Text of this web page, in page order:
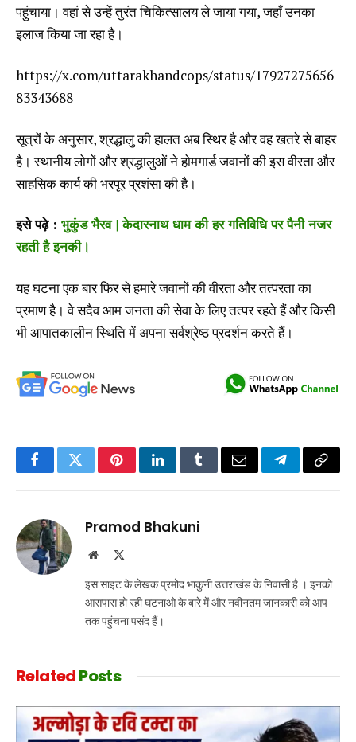
पहुंचाया। वहां से उन्हें तुरंत चिकित्सालय ले जाया गया, जहाँ उनका
इलाज किया जा रहा है।
https://x.com/uttarakhandcops/status/17927275656
83343688
सूत्रों के अनुसार, श्रद्धालु की हालत अब स्थिर है और वह खतरे से बाहर
है। स्थानीय लोगों और श्रद्धालुओं ने होमगार्ड जवानों की इस वीरता और
साहसिक कार्य की भरपूर प्रशंसा की है।
इसे पढ़े : भुकुंड भैरव | केदारनाथ धाम की हर गतिविधि पर पैनी नजर
रहती है इनकी।
यह घटना एक बार फिर से हमारे जवानों की वीरता और तत्परता का
प्रमाण है। वे सदैव आम जनता की सेवा के लिए तत्पर रहते हैं और किसी
भी आपातकालीन स्थिति में अपना सर्वश्रेष्ठ प्रदर्शन करते हैं।
FacebookTwitterPinterestLinkedInTumblrEmail TelegramCopy
Pramod Bhakuni
Website
इस साइट के लेखक प्रमोद भाकुनी उत्तराखंड के निवासी है । इनको
आसपास हो रही घटनाओ के बारे में और नवीनतम जानकारी को आप
तक पहुंचना पसंद हैं।
RelatedPosts